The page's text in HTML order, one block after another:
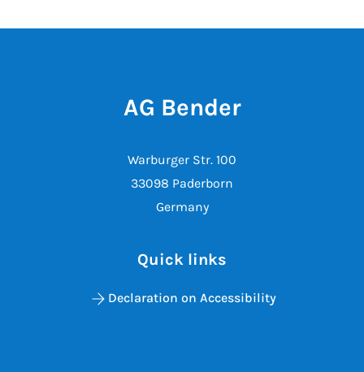
AG Bender
Warburger Str. 100
33098 Paderborn
Germany
Quick links
Declaration on Accessibility